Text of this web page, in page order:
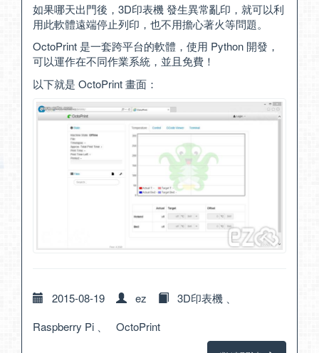
如果哪天出門後，3D印表機 發生異常亂印，就可以利
用此軟體遠端停止列印，也不用擔心著火等問題。
OctoPrint 是一套跨平台的軟體，使用 Python 開發，
可以運作在不同作業系統，並且免費！
以下就是 OctoPrint 畫面：
2015-08-19 ez 3D印表機
Raspberry Pi
OctoPrint